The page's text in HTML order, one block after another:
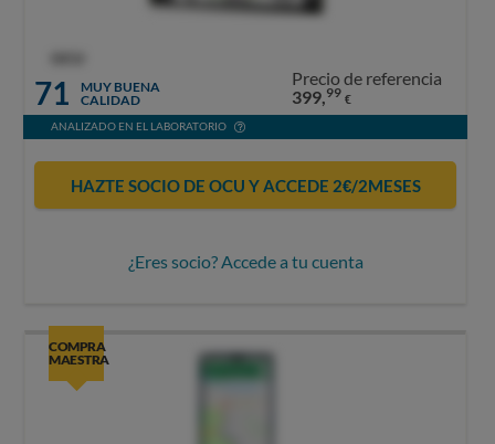
71
MUY BUENA
CALIDAD
Precio de referencia
399,99 €
ANALIZADO EN EL LABORATORIO
HAZTE SOCIO DE OCU Y ACCEDE 2€/2MESES
¿Eres socio? Accede a tu cuenta
COMPRA
MAESTRA